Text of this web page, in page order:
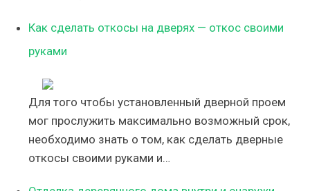
Как сделать откосы на дверях — откос своими
руками
Для того чтобы установленный дверной проем
мог прослужить максимально возможный срок,
необходимо знать о том, как сделать дверные
откосы своими руками и…